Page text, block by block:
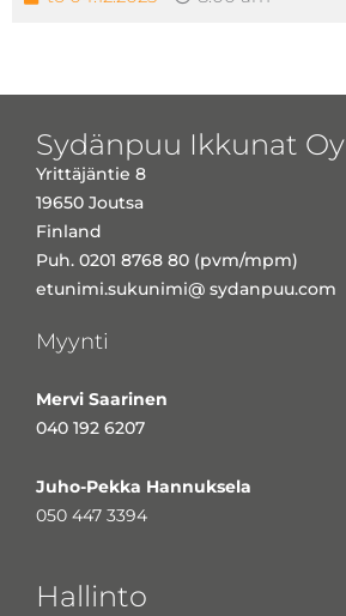
Sydänpuu Ikkunat Oy
Yrittäjäntie 8
19650 Joutsa
Finland
Puh. 0201 8768 80 (pvm/mpm)
etunimi.sukunimi@ sydanpuu.com
Myynti
Mervi Saarinen
040 192 6207
Juho-Pekka Hannuksela
050 447 3394
Hallinto